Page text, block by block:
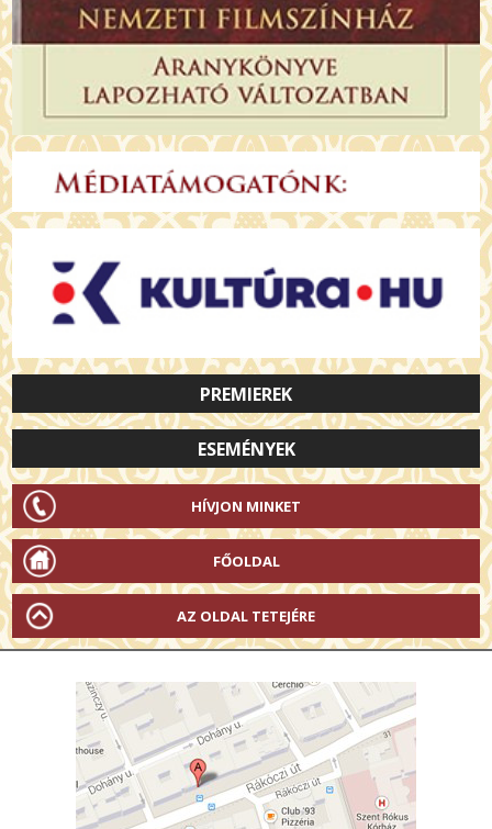
PREMIEREK
ESEMÉNYEK
HÍVJON MINKET
FŐOLDAL
AZ OLDAL TETEJÉRE